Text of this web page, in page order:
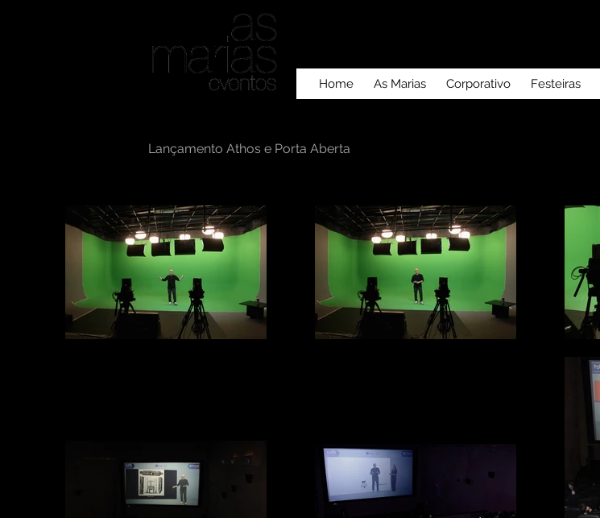
Home As Marias Corporativo Festeiras
Lançamento Athos e Porta Aberta